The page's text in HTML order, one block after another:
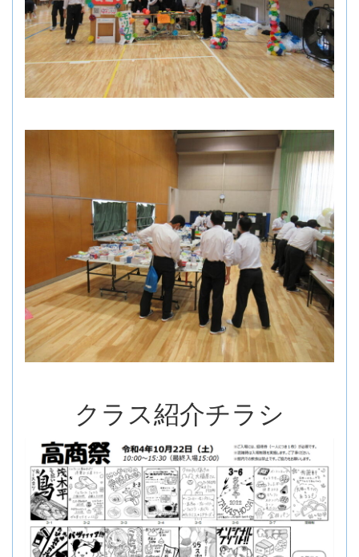
クラス紹介チラシ